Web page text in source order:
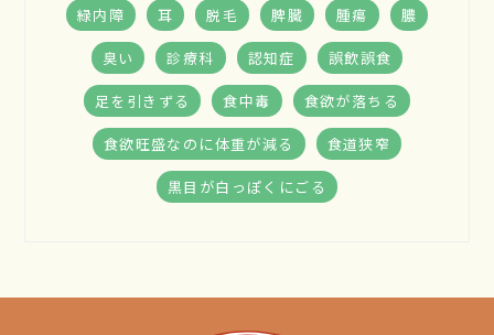
緑内障 耳 脱毛 脾臓 腫瘍 膿
臭い 診療科 認知症 誤飲誤食
足を引きずる 食中毒 食欲が落ちる
食欲旺盛なのに体重が減る 食道狭窄
黒目が白っぽくにごる